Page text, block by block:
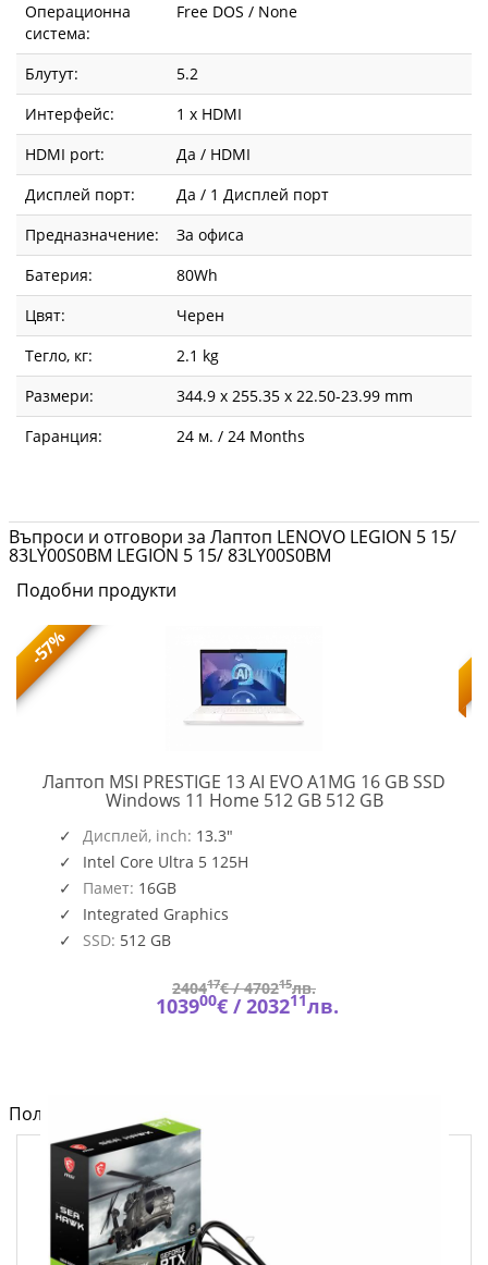
Операционна
система:
Free DOS / None
Блутут:
5.2
Интерфейс:
1 x HDMI
HDMI port:
Да / HDMI
Дисплей порт:
Да / 1 Дисплей порт
Предназначение:
За офиса
Батерия:
80Wh
Цвят:
Черен
Тегло, кг:
2.1 kg
Размери:
344.9 x 255.35 x 22.50-23.99 mm
Гаранция:
24 м. / 24 Months
Въпроси и отговори за Лаптоп LENOVO LEGION 5 15/
83LY00S0BM LEGION 5 15/ 83LY00S0BM
Подобни продукти
-57%
Лаптоп MSI PRESTIGE 13 AI EVO A1MG 16 GB SSD
Windows 11 Home 512 GB 512 GBPRESTIGE
Дисплей, inch: 13.3"
Intel Core Ultra 5 125H
Памет: 16GB
Integrated Graphics
SSD: 512 GB
240417€ /470215лв.
103900€ /203211лв.
Полезно от блога за компютри и лаптопи на Fly.bg